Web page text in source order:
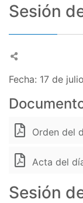
Sesión
Fecha: 17 de
Orden del
Acta del
Sesión